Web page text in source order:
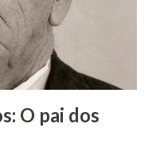
O pai dos